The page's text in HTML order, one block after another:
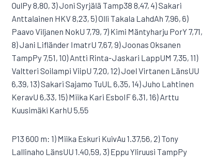
OulPy 8,80, 3) Joni Syrjälä Tamp38 8,47, 4) Sakari
Anttalainen HKV 8,23, 5) Olli Takala LahdAh 7,96, 6)
Paavo Viljanen NokU 7,79, 7) Kimi Mäntyharju PorY 7,71,
8) Jani Lifländer ImatrU 7,67, 9) Joonas Oksanen
TampPy 7,51, 10) Antti Rinta-Jaskari LappUM 7,35, 11)
Valtteri Soilampi ViipU 7,20, 12) Joel Virtanen LänsUU
6,39, 13) Sakari Sajamo TuUL 6,35, 14) Juho Lahtinen
KeravU 6,33, 15) Miika Kari EsboIF 6,31, 16) Arttu
Kuusimäki KarhU 5,55
P13 600 m: 1) Miika Eskuri KuivAu 1.37,56, 2) Tony
Lallinaho LänsUU 1.40,59, 3) Eppu Yliruusi TampPy